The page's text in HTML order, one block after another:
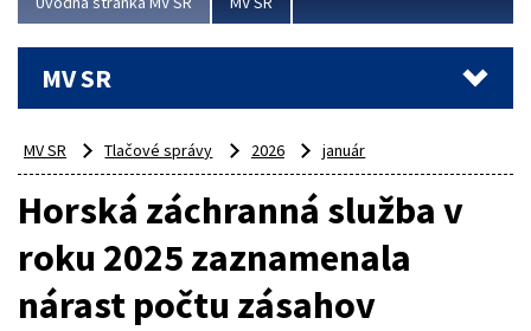
MV SR
MV SR Tlačové správy 2026 január
Horská záchranná služba v
roku 2025 zaznamenala
nárast počtu zásahov